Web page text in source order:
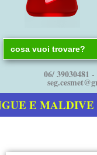
Search
for:
06/ 39030481
E MALDIVE